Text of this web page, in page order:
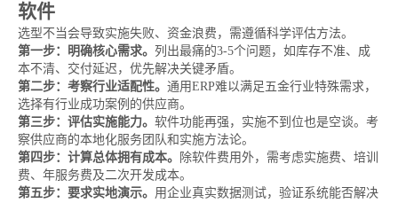
软件
选型不当会导致实施失败、资金浪费，需遵循科学评估方法。
第一步：明确核心需求。 列出最痛的3-5个问题，如库存不准、成
本不清、交付延迟，优先解决关键矛盾。
第二步：考察行业适配性。 通用ERP难以满足五金行业特殊需求，
选择有行业成功案例的供应商。
第三步：评估实施能力。 软件功能再强，实施不到位也是空谈。考
察供应商的本地化服务团队和实施方法论。
第四步：计算总体拥有成本。
除软件费用外，需考虑实施费、培训
费、年服务费及二次开发成本。
第五步：要求实地演示。 用企业真实数据测试，验证系统能否解决